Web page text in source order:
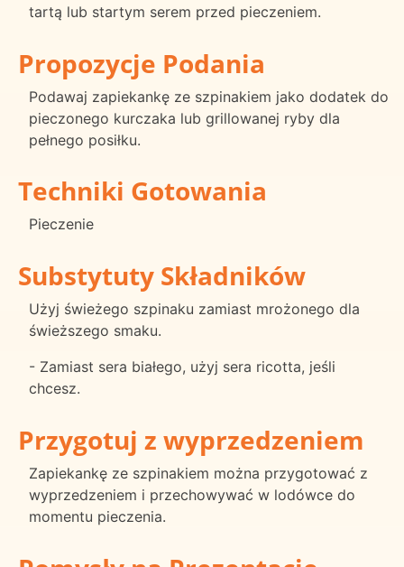
tartą lub startym serem przed pieczeniem.
Propozycje Podania
Podawaj zapiekankę ze szpinakiem jako dodatek do
pieczonego kurczaka lub grillowanej ryby dla
pełnego posiłku.
Techniki Gotowania
Pieczenie
Substytuty Składników
Użyj świeżego szpinaku zamiast mrożonego dla
świeższego smaku.
- Zamiast sera białego, użyj sera ricotta, jeśli
chcesz.
Przygotuj z wyprzedzeniem
Zapiekankę ze szpinakiem można przygotować z
wyprzedzeniem i przechowywać w lodówce do
momentu pieczenia.